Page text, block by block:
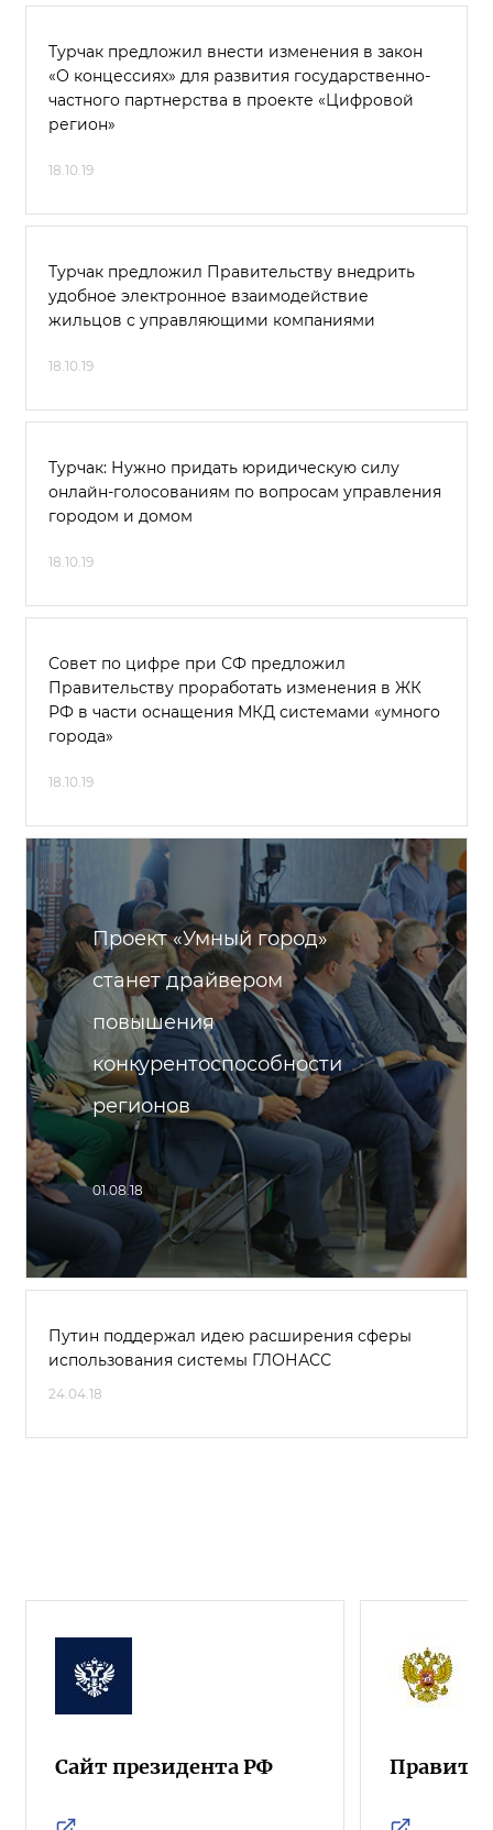
Турчак предложил внести изменения в закон
«О концессиях» для развития государственно-
частного партнерства в проекте «Цифровой
регион»
18.10.19
Турчак предложил Правительству внедрить
удобное электронное взаимодействие
жильцов с управляющими компаниями
18.10.19
Турчак: Нужно придать юридическую силу
онлайн-голосованиям по вопросам управления
городом и домом
18.10.19
Совет по цифре при СФ предложил
Правительству проработать изменения в ЖК
РФ в части оснащения МКД системами «умного
города»
18.10.19
Проект «Умный город»
станет драйвером
повышения
конкурентоспособности
регионов
01.08.18
Путин поддержал идею расширения сферы
использования системы ГЛОНАСС
24.04.18
Сайт президента РФ